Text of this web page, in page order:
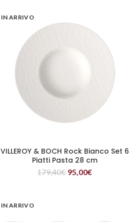
IN ARRIVO
LEGGI TUTTO
VILLEROY & BOCH Rock Bianco Set 6
Piatti Pasta 28 cm
179,40€ 95,00€
IN ARRIVO